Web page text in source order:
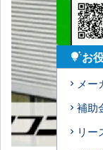
tips_and_updatesお
メ
補助
リー